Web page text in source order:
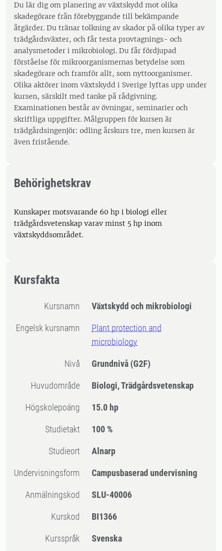
Du lär dig om planering av växtskydd mot olika
skadegörare från förebyggande till bekämpande
åtgärder. Du tränar tolkning av skador på olika typer av
trädgårdsväxter, och får testa provtagnings- och
analysmetoder i mikrobiologi. Du får fördjupad
förståelse för mikroorganismernas betydelse som
skadegörare och framför allt, som nyttoorganismer.
Olika aktörer inom växtskydd i Sverige lyftas upp under
kursen, särskilt med tanke på rådgivning.
Examinationen består av övningar, seminarier och
skriftliga uppgifter. Målgruppen för kursen är
trädgårdsingenjör: odling årskurs tre, men kursen är
även fristående.
Behörighetskrav
Kunskaper motsvarande 60 hp i biologi eller
trädgårdsvetenskap varav minst 5 hp inom
växtskyddsområdet.
Kursfakta
Kursnamn Växtskydd och mikrobiologi
Engelsk kursnamn
Plant protection and
microbiology
Nivå Grundnivå (G2F)
Huvudområde Biologi, Trädgårdsvetenskap
högskolepoäng 15.0 hp
Studietakt 100 %
Studieort Alnarp
Undervisningsform Campusbaserad undervisning
Anmälningskod SLU-40006
Kurskod BI1366
Kursspråk Svenska